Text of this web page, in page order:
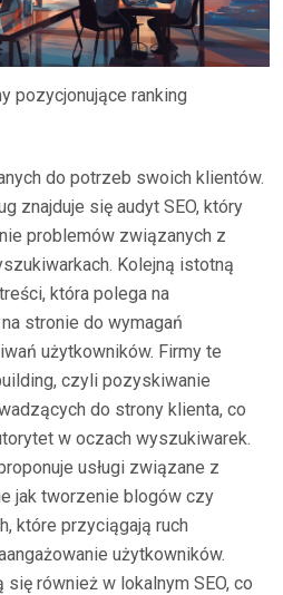
pozycjonujące ranking
do potrzeb swoich klientów.
znajduje się audyt SEO, który
problemów związanych z
Kolejną istotną
która polega na
stronie do wymagań
użytkowników. Firmy te
czyli pozyskiwanie
do strony klienta, co
w oczach wyszukiwarek.
usługi związane z
jak tworzenie blogów czy
które przyciągają ruch
użytkowników.
również w lokalnym SEO, co